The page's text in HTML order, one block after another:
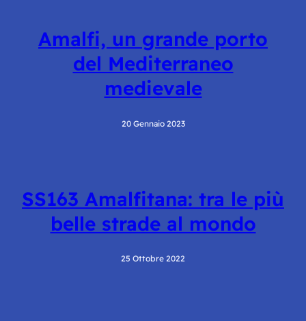
Amalfi, un grande porto
del Mediterraneo
medievale
20 Gennaio 2023
SS163 Amalfitana: tra le più
belle strade al mondo
25 Ottobre 2022